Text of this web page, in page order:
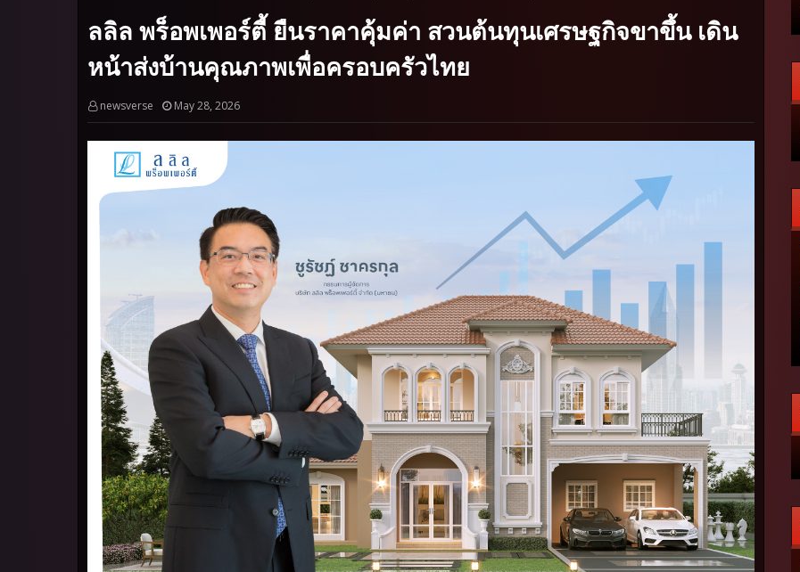
ลลิล พร็อพเพอร์ตี้ ยืนราคาคุ้มค่า สวนต้นทุนเศรษฐกิจขาขึ้น เดิน
หน้าส่งบ้านคุณภาพเพื่อครอบครัวไทย
newsverse May 28, 2026